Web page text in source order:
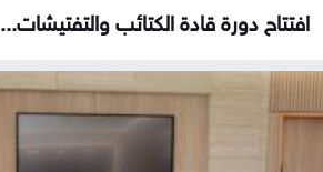
افتتاح دورة قادة الكتائب والتفتيشات...